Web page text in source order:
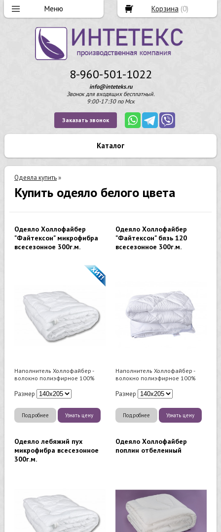
8-960-501-1022
info@inteteks.ru
Звонок для входящих бесплатный.
9:00-17:30 по Мск
Заказать звонок
Каталог
Одеяла купить»
Купить одеяло белого цвета
Одеяло Холлофайбер
"Файтексон" микрофибра
всесезонное 300г.м.
Наполнитель Холлофайбер -
волокно полиэфирное 100%
Размер
Подробнее Узнать цену
Одеяло Холлофайбер
"Файтексон" бязь 120
всесезонное 300г.м.
Наполнитель Холлофайбер -
волокно полиэфирное 100%
Размер
Подробнее Узнать цену
Одеяло лебяжий пух
микрофибра всесезонное
300г.м.
Одеяло Холлофайбер
поплин отбеленный
Корзина(0)